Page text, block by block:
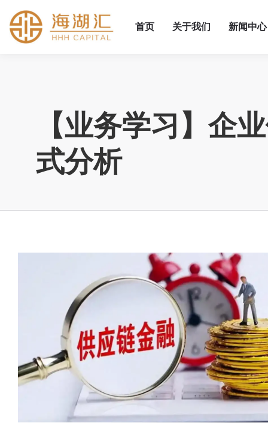
首页 关于我们 新闻中心
【业务学习】企
式分析